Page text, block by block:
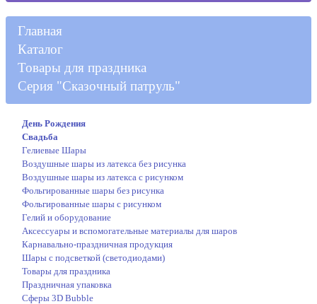
Главная
Каталог
Товары для праздника
Серия "Сказочный патруль"
День Рождения
Свадьба
Гелиевые Шары
Воздушные шары из латекса без рисунка
Воздушные шары из латекса с рисунком
Фольгированные шары без рисунка
Фольгированные шары с рисунком
Гелий и оборудование
Аксессуары и вспомогательные материалы для шаров
Карнавально-праздничная продукция
Шары с подсветкой (светодиодами)
Товары для праздника
Праздничная упаковка
Сферы 3D Bubble